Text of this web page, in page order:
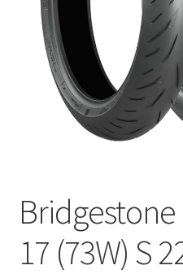
Bridgestone
17 (73W) S